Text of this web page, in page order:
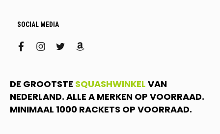
SOCIAL MEDIA
facebookinstagram
twitteramazon
DE GROOTSTE SQUASHWINKEL VAN
NEDERLAND. ALLE A MERKEN OP VOORRAAD.
MINIMAAL 1000 RACKETS OP VOORRAAD.